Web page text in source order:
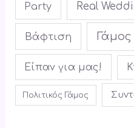
Party Real
Βάφτιση Γάμος
Είπαν για μας!
Πολιτικός Γάμος